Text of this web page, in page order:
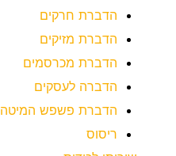
הדברת חרקים
הדברת מזיקים
הדברת מכרסמים
הדברה לעסקים
הדברת פשפש המיטה
ריסוס